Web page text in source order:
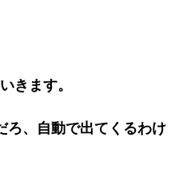
きます。
ろ、自動で出てくるわけ